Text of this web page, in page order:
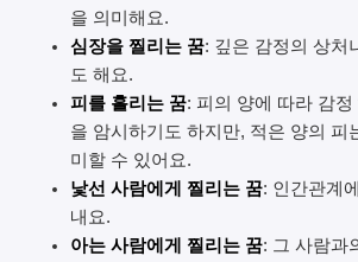
을 의미해요.
심장을 찔리는 꿈: 깊은 감정의 상처
도 해요.
피를 흘리는 꿈: 피의 양에 따라 감
을 암시하기도 하지만, 적은 양의 피
미할 수 있어요.
낯선 사람에게 찔리는 꿈: 인간관계
내요.
아는 사람에게 찔리는 꿈: 그 사람과